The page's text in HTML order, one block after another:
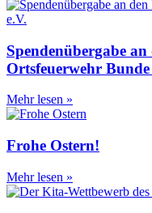
Spendenübergabe
Ortsfeuerwehr Bunde
Mehr lesen »
Frohe Ostern!
Mehr lesen »